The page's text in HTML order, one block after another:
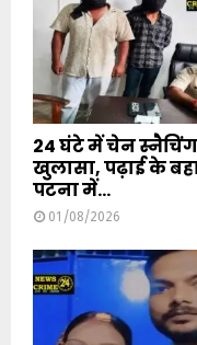
24 घंटे में चेन
खुलासा, पढ़ाई के
पटना में...
01/08/2026